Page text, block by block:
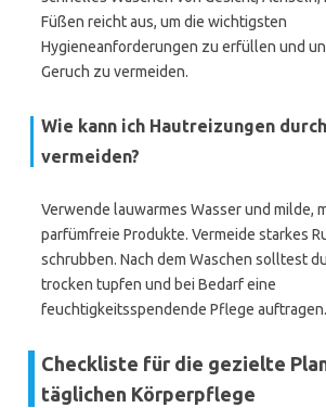
Füßen reicht aus, um die wichtigsten
Hygieneanforderungen zu erfüllen und
Geruch zu vermeiden.
Wie kann ich Hautreizungen
vermeiden?
Verwende lauwarmes Wasser und milde,
parfümfreie Produkte. Vermeide starkes
schrubben. Nach dem Waschen solltest
trocken tupfen und bei Bedarf eine
feuchtigkeitsspendende Pflege auftragen.
Checkliste für die gezielte
täglichen Körperpflege